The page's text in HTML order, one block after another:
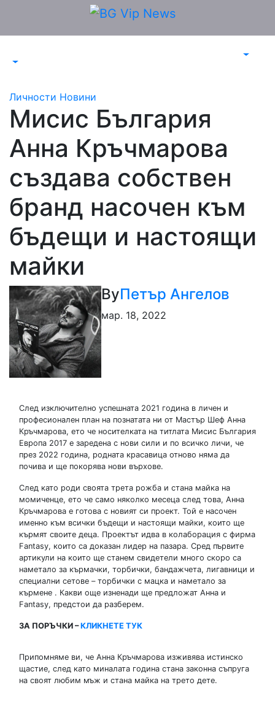
content
Личности Новини
Мисис България
Анна Кръчмарова
създава собствен
бранд насочен към
бъдещи и настоящи
майки
ByПетър Ангелов
мар. 18, 2022
След изключително успешната 2021 година в личен и
професионален план на познатата ни от Мастър Шеф Анна
Кръчмарова, ето че носителката на титлата Мисис България
Европа 2017 е заредена с нови сили и по всичко личи, че
през 2022 година, родната красавица отново няма да
почива и ще покорява нови върхове.
След като роди своята трета рожба и стана майка на
момиченце, ето че само няколко месеца след това, Анна
Кръчмарова е готова с новият си проект. Той е насочен
именно към всички бъдещи и настоящи майки, които ще
кърмят своите деца. Проектът идва в колаборация с фирма
Fantasy, които са доказан лидер на пазара. Сред първите
артикули на които ще станем свидетели много скоро са
наметало за кърмачки, торбички, бандажчета, лигавници и
специални сетове – торбички с мацка и наметало за
кърмене . Какви още изненади ще предложат Анна и
Fantasy, предстои да разберем.
ЗА ПОРЪЧКИ –КЛИКНЕТЕ ТУК
Припомняме ви, че Анна Кръчмарова изживява истинско
щастие, след като миналата година стана законна съпруга
на своят любим мъж и стана майка на трето дете.